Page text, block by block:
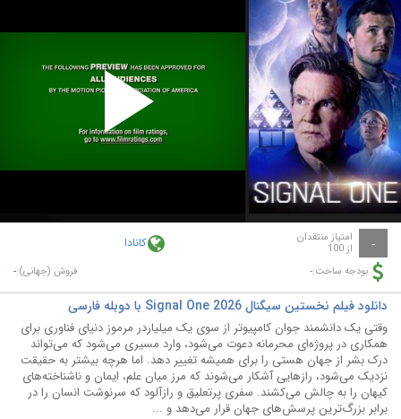
Play
Video
- امتیاز منتقدان
از 100 کانادا
بودجه ساخت:- فروش (جهانی):-
دانلود فیلم نخستین سیگنال Signal One 2026 با دوبله فارسی
وقتی یک دانشمند جوان کامپیوتر از سوی یک میلیاردر مرموز دنیای فناوری برای
همکاری در پروژه‌ای محرمانه دعوت می‌شود، وارد مسیری می‌شود که می‌تواند
درک بشر از جهان هستی را برای همیشه تغییر دهد. اما هرچه بیشتر به حقیقت
نزدیک می‌شود، رازهایی آشکار می‌شوند که مرز میان علم، ایمان و ناشناخته‌های
کیهان را به چالش می‌کشند. سفری پرتعلیق و رازآلود که سرنوشت انسان را در
برابر بزرگ‌ترین پرسش‌های جهان قرار می‌دهد و ...